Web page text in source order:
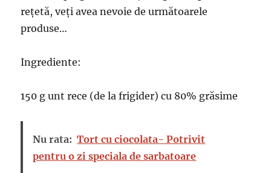
rețetă, veți avea nevoie de următoarele
produse…
Ingrediente:
150 g unt rece (de la frigider) cu 80% grăsime
Nu rata: Tort cu ciocolata- Potrivit
pentru o zi speciala de sarbatoare